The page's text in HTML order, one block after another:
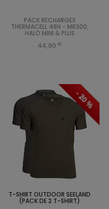
- 20 %
T-SHIRT OUTDOOR SEELAND
(PACK DE 2 T-SHIRT)
PACK RECHARGES
THERMACELL 48H - MR300,
HALO MINI & PLUS
44,90 €